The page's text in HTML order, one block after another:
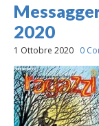
2020
1 Ottobre 2020 0